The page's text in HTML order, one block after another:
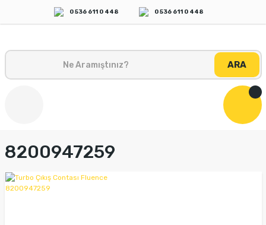
0 536 611 0 448 0 536 611 0 448
ARA
8200947259